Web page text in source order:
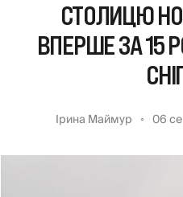
СТОЛИЦЮ
ВПЕРШЕ ЗА 15
Ірина Маймур 06